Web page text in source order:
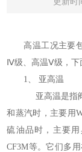
高温工况主要
Ⅳ级、高温Ⅴ级，
1、 亚高温
亚高温是指
和蒸汽时，主要用
硫油品时，主要用
CF3M等。它们多